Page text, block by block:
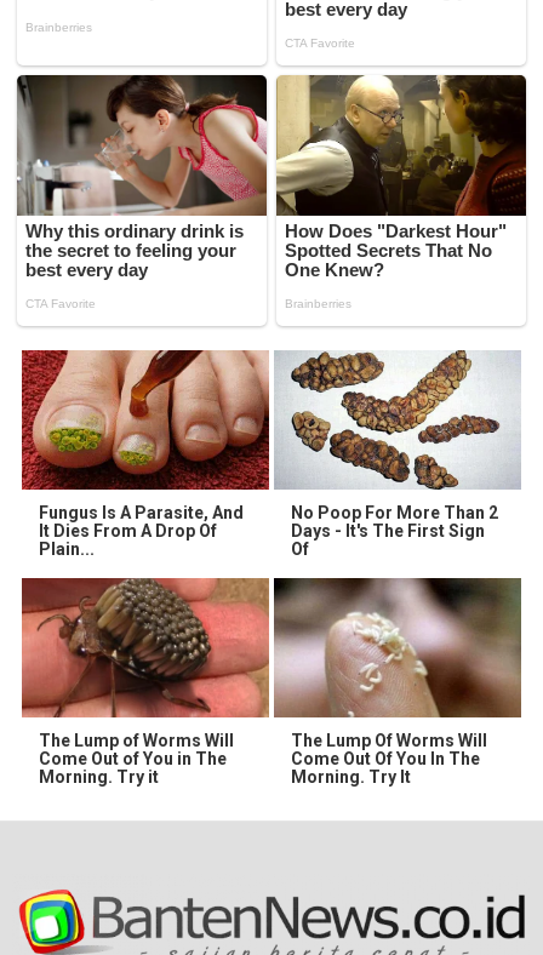
Fungus Is A Parasite, And
It Dies From A Drop Of
Plain...
No Poop For More Than 2
Days - It's The First Sign
Of
The Lump of Worms Will
Come Out of You in The
Morning. Try it
The Lump Of Worms Will
Come Out Of You In The
Morning. Try It